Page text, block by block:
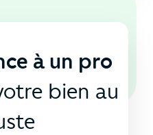
à un pro
bien au